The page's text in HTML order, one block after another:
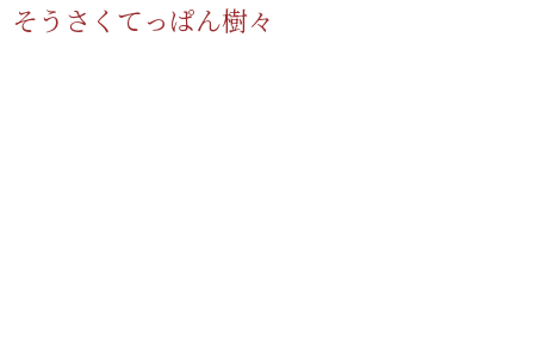
そうさくてっぱん樹々